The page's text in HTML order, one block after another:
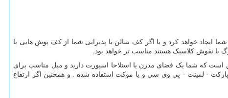
ایجاد خواهد کرد و یا اگر کف سالن یا پذیرایی شما از کف پوش هایی با
نقوش کلاسیک هستند مناسب تر خواهد بود.
است که شما یک فضای مدرن یا استلاحا اسپورت دارید و مبل مناسب برای
- لمینت - پی وی سی و یا موکت استفاده شده . و همچنین اگر ارتفاع